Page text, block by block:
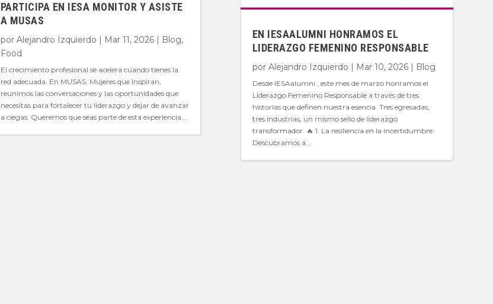
PARTICIPA EN IESA MONITOR Y ASISTE
A MUSAS
por Alejandro Izquierdo | Mar 11, 2026| Blog,
Food
El crecimiento profesional se acelera cuando tienes la
red adecuada. En MUSAS: Mujeres que Inspiran,
reunimos las conversaciones y las oportunidades que
necesitas para fortalecer tu liderazgo y dejar de avanzar
a ciegas. Queremos que seas parte de esta experiencia....
EN IESAALUMNI HONRAMOS EL
LIDERAZGO FEMENINO RESPONSABLE
por Alejandro Izquierdo | Mar 10, 2026| Blog
Desde IESAalumni , este mes de marzo honramos el
Liderazgo Femenino Responsable a través de tres
historias que definen nuestra esencia. Tres egresadas,
tres industrias, un mismo sello de liderazgo
transformador. 🔥 1. La resiliencia en la incertidumbre.
Descubramos a...